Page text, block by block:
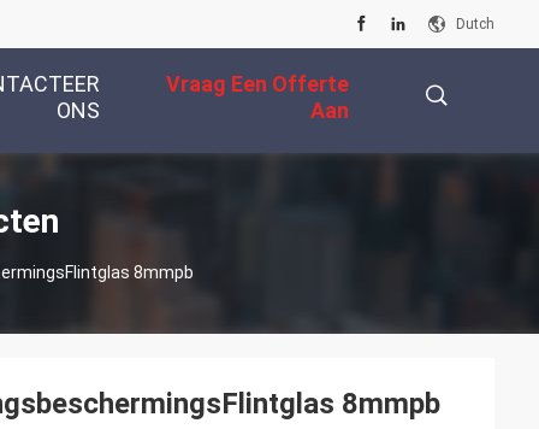
Dutch
ONS
Vraag Een Offerte
Aan
8mmpb
8mmpb